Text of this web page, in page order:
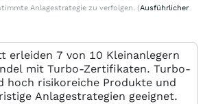
Anlagestrategie zu verfolgen. (Ausführlicher
erleiden 7 von 10 Kleinanlegern
mit Turbo-Zertifikaten. Turbo-
hoch risikoreiche Produkte und
Anlagestrategien geeignet.